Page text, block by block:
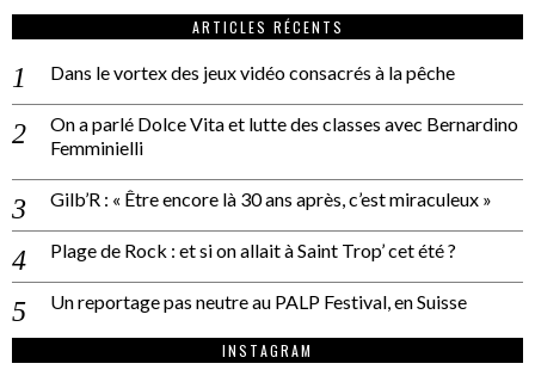
ARTICLES RÉCENTS
Dans le vortex des jeux vidéo consacrés à la pêche
On a parlé Dolce Vita et lutte des classes avec Bernardino
Femminielli
Gilb’R : « Être encore là 30 ans après, c’est miraculeux »
Plage de Rock : et si on allait à Saint Trop’ cet été ?
Un reportage pas neutre au PALP Festival, en Suisse
INSTAGRAM